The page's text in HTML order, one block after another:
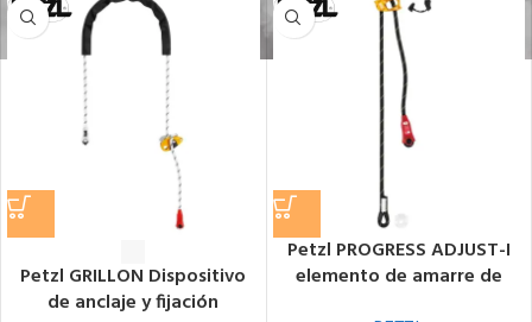
Petzl GRILLON Dispositivo
de anclaje y fijación
Petzl PROGRESS ADJUST-I
elemento de amarre de